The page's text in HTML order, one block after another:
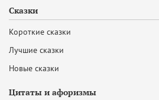
Сказки
Короткие сказки
Лучшие сказки
Новые сказки
Цитаты и афоризмы